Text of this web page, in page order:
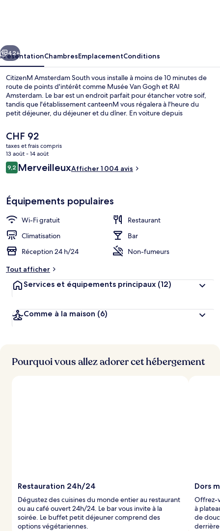
Suivant
42+
PrésentationChambresEmplacementConditions
CitizenM Amsterdam South vous installe à moins de 10 minutes de
route de points d'intérêt comme Musée Van Gogh et RAI
Amsterdam. Le bar est un endroit parfait pour étancher votre soif,
tandis que l'établissement canteenM vous régalera à l'heure du
petit déjeuner, du déjeuner et du dîner. En voiture depuis
Rijksmuseum et Heineken Experience. Les autres voyageurs adorent
le personnel attentionné et l'emplacement. Les transports publics
sont rapidement accessibles à pied : Arrêt de tram Prinses
Irenestraat se situe à quelques pas et Station de métro Zuid, à 4 min
de marche à peine.
Le
prix
actuel
est
de
CHF 92
taxes et frais compris
13 août - 14 août
Avis
voyageurs
9,29,2 sur 10
MerveilleuxAfficher 1 004 avis
Équipements populaires
Wi-Fi gratuit
Restaurant
Climatisation
Bar
Réception 24 h/24
Non-fumeurs
Tout afficher
Services et équipements principaux (12)
Comme à la maison (6)
Pourquoi vous allez adorer cet hébergement
Restauration 24h/24
Dégustez des cuisines du monde entier au restaurant
ou au café ouvert 24h/24. Le bar vous invite à la
soirée. Le buffet petit déjeuner comprend des
options végétariennes.
Dors
Offrez-
à
de